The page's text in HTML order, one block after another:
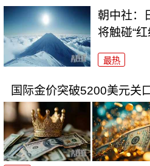
朝中社：
将触碰“红
最热
国际金价突破5200美元关